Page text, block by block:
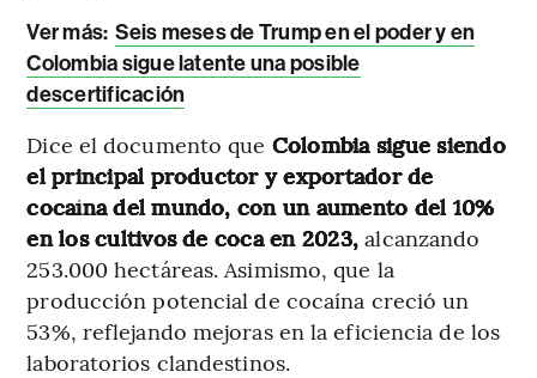
Ver más: Seis meses de Trump en el poder y en
Colombia sigue latente una posible
descertificación
Dice el documento que Colombia sigue siendo
el principal productor y exportador de
cocaína del mundo, con un aumento del 10%
en los cultivos de coca en 2023,alcanzando
253.000 hectáreas. Asimismo, que la
producción potencial de cocaína creció un
53%, reflejando mejoras en la eficiencia de los
laboratorios clandestinos.